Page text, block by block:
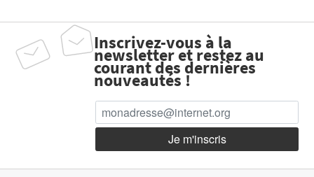
Inscrivez-vous à la
newsletter et restez au
courant des dernières
nouveautés !